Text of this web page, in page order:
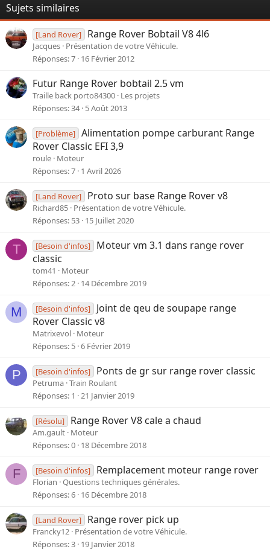
Sujets similaires
[Land Rover] Range Rover Bobtail V8 4l6
Jacques Présentation de votre Véhicule.
Réponses 7 16 Février 2012
Futur Range Rover bobtail 2.5 vm
Traille back porto84300 Les projets
Réponses 34 5 Août 2013
[Problème] Alimentation pompe carburant Range
Rover Classic EFI 3,9
roule Moteur
Réponses 7 1 Avril 2026
[Land Rover] Proto sur base Range Rover v8
Richard85 Présentation de votre Véhicule.
Réponses 53 15 Juillet 2020
T [Besoin d'infos]
Moteur vm 3.1 dans range rover
classic
tom41
Moteur
Réponses 2 14 Décembre 2019
M [Besoin d'infos]
Joint de qeu de soupape range
Rover Classic v8
Matrixevol Moteur
Réponses 5 6 Février 2019
P [Besoin d'infos] Ponts de gr sur range rover classic
Petruma Train Roulant
Réponses 1 21 Janvier 2019
[Résolu] Range Rover V8 cale a chaud
Am.gault Moteur
Réponses 0 18 Décembre 2018
F [Besoin d'infos] Remplacement moteur range rover
Florian Questions techniques générales.
Réponses 6 16 Décembre 2018
[Land Rover] Range rover pick up
Francky12 Présentation de votre Véhicule.
Réponses 3 19 Janvier 2018